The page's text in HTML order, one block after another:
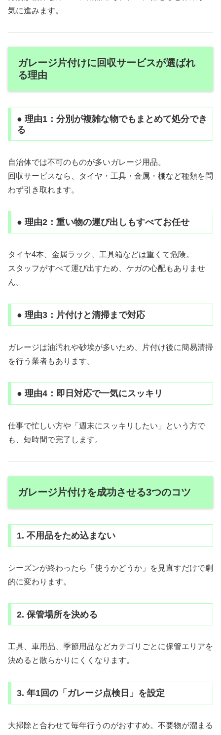
気に進みます。
ガレージ片付けに回収サービスが選ばれ
る理由
● 理由1：分別が複雑な物でもまとめて処分でき
る
自治体では不可のものが多いガレージ用品。
回収サービスなら、タイヤ・工具・金属・棚など種類を問
わず引き取れます。
● 理由2：重い物の運び出しもすべてお任せ
タイヤ4本、金属ラック、工具箱などは重くて危険。
スタッフがすべて運び出すため、ケガの心配もありませ
ん。
● 理由3：片付けと清掃まで対応
ガレージは油汚れや砂埃が多いため、片付け後に簡易清掃
を行う業者もあります。
● 理由4：即日対応で一気にスッキリ
仕事で忙しい方や「週末にスッキリしたい」という方で
も、短時間で完了します。
ガレージ片付けを成功させる3つのコツ
1. 不用品をため込まない
シーズンが終わったら「使うかどうか」を見直すだけで劇
的に変わります。
2. 保管場所を決める
工具、車用品、季節用品などカテゴリごとに保管エリアを
決めると散らかりにくくなります。
3. 年1回の「ガレージ点検日」を設定
大掃除と合わせて毎年行うのがおすすめ。不要物が溜まる